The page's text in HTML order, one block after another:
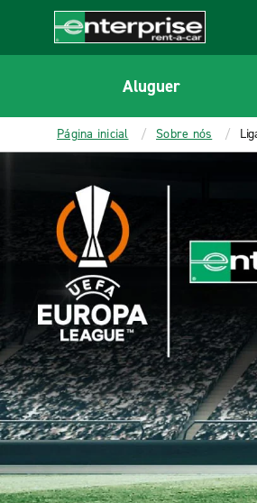
CONTENT
Enterprise
Aluguer
Página inicial Sobre nós